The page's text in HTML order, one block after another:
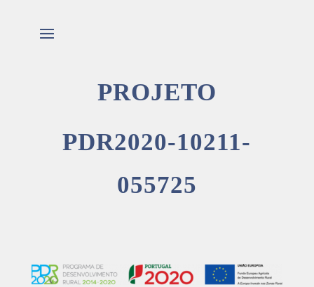
PROJETO
PDR2020-10211-
055725